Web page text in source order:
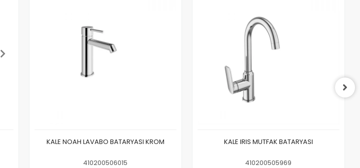
KALE NOAH LAVABO BATARYASI KROM
410200506015
KALE IRIS MUTFAK BATARYASI
410200505969